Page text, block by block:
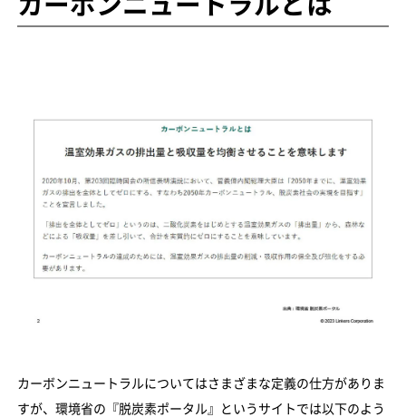
カーボンニュートラルについてはさまざまな定義の仕方がありま
すが、環境省の『脱炭素ポータル』というサイトでは以下のよう